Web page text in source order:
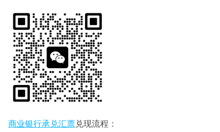
商业银行承兑汇票兑现流程：